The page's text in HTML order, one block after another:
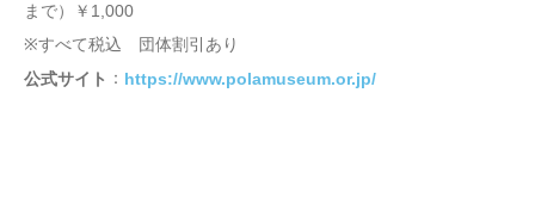
まで）￥1,000
※すべて税込 団体割引あり
公式サイト ： https://www.polamuseum.or.jp/